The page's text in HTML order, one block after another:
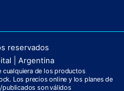
reservados
| Argentina
cualquiera de los productos
Los precios online y los planes de
publicados son válidos